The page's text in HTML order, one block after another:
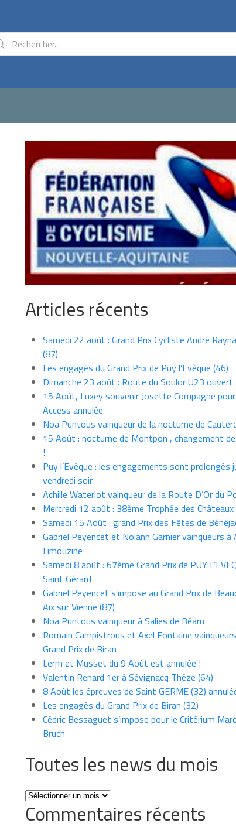
Articles récents
Samedi 22 août : Grand Prix Cycliste André
(87)
Les engagés du Grand Prix de Puy l’Evèque (46)
Dimanche 23 août : Route du Soulor U23 ouvert
15 Août, Luxey souvenir Josette Compagne
Access annulée
Noa Puntous vainqueur de la nocturne de
15 Août : nocturne de Montpon , changement
!
Puy l’Evèque : les engagements sont prolongés
vendredi soir
Achille Waterlot vainqueur de la Route D’Or du
Mercredi 12 août : 38ème Trophée des Châteaux
Samedi 15 Août : grand Prix des Fêtes de
Gabriel Peyencet et Nolann Garnier vainqueurs à
Limouzine
Samedi 8 août : 67ème Grand Prix de PUY
Saint Gérard
Gabriel Peyencet s’impose au Grand Prix de
Aix sur Vienne (87)
Noa Puntous vainqueur à Salies de Béarn
Romain Campistrous et Axel Fontaine
Grand Prix de Biran
Lerm et Musset du 9 Août est annulée !
Valentin Renard 1er à Sévignacq Théze (64)
8 Août les épreuves de Saint GERME (32)
Les engagés du Grand Prix de Biran (32)
Cédric Bessaguet s’impose pour le Critérium
Bruch
Toutes les news du mois
Toutes
les
news
Commentaires récents